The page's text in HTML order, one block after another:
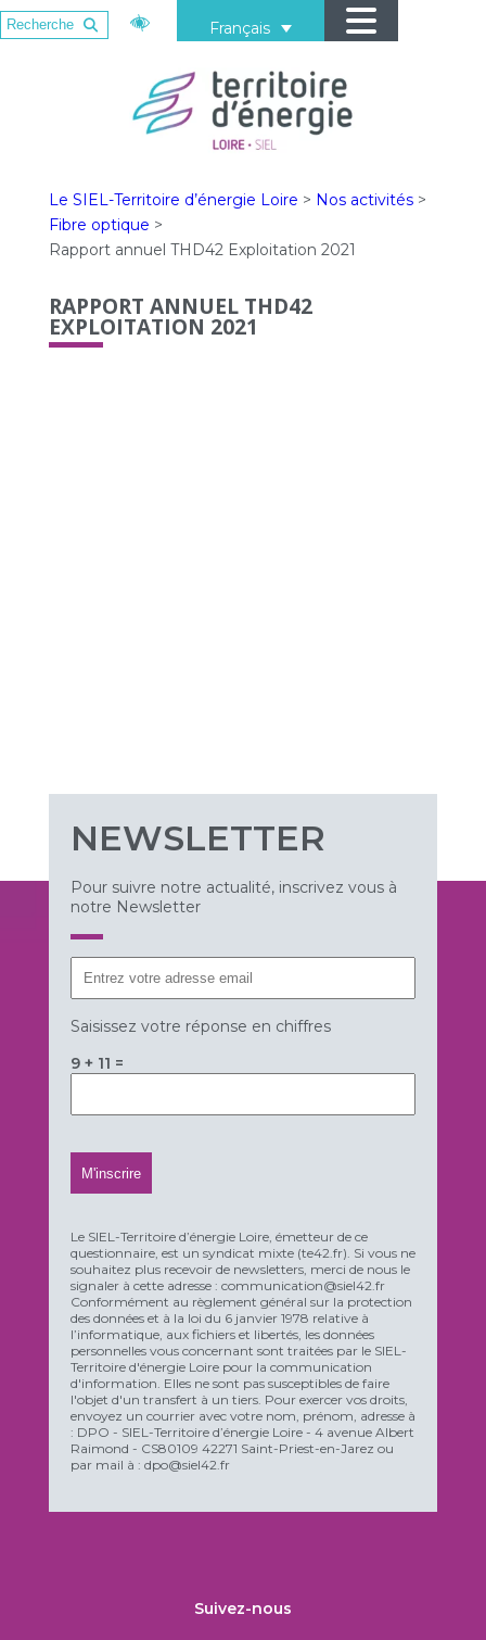
Français
Le SIEL-Territoire d’énergie Loire > Nos activités>
Fibre optique >
Rapport annuel THD42 Exploitation 2021
RAPPORT ANNUEL THD42
EXPLOITATION 2021
NEWSLETTER
Pour suivre notre actualité, inscrivez vous à
notre Newsletter
Saisissez votre réponse en chiffres
9 + 11 =
Le SIEL-Territoire d’énergie Loire, émetteur de ce
questionnaire, est un syndicat mixte (te42.fr). Si vous ne
souhaitez plus recevoir de newsletters, merci de nous le
signaler à cette adresse : communication@siel42.fr
Conformément au règlement général sur la protection
des données et à la loi du 6 janvier 1978 relative à
l’informatique, aux fichiers et libertés, les données
personnelles vous concernant sont traitées par le SIEL-
Territoire d'énergie Loire pour la communication
d'information. Elles ne sont pas susceptibles de faire
l'objet d'un transfert à un tiers. Pour exercer vos droits,
envoyez un courrier avec votre nom, prénom, adresse à
: DPO - SIEL-Territoire d’énergie Loire - 4 avenue Albert
Raimond - CS80109 42271 Saint-Priest-en-Jarez ou
par mail à : dpo@siel42.fr
Suivez-nous